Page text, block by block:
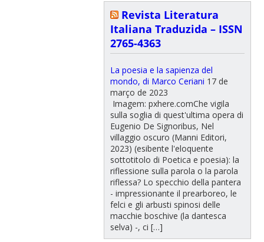
Revista Literatura
Italiana Traduzida – ISSN
2765-4363
La poesia e la sapienza del
mondo, di Marco Ceriani 17 de
março de 2023
Imagem: pxhere.comChe vigila
sulla soglia di quest'ultima opera di
Eugenio De Signoribus, Nel
villaggio oscuro (Manni Editori,
2023) (esibente l'eloquente
sottotitolo di Poetica e poesia): la
riflessione sulla parola o la parola
riflessa? Lo specchio della pantera
- impressionante il prearboreo, le
felci e gli arbusti spinosi delle
macchie boschive (la dantesca
selva) -, ci […]